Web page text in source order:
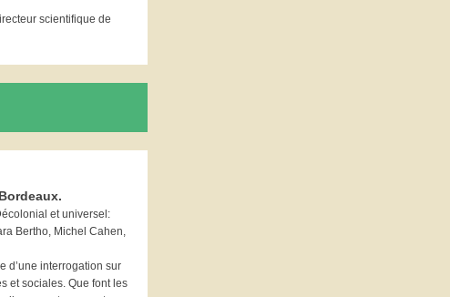
scientifique de
et universel:
Bertho, Michel Cahen,
d’une interrogation sur
et sociales. Que font les